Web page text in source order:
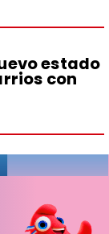
estado
con